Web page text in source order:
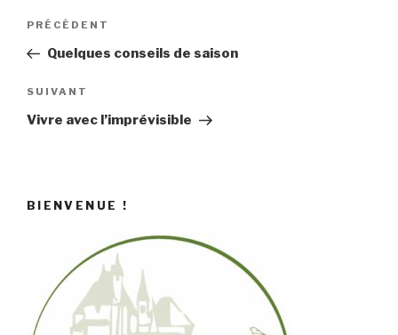
Navigation
l’article
Article
précédent
PRÉCÉDENT
Quelques conseils de saison
Article
suivant
SUIVANT
Vivre avec l’imprévisible
BIENVENUE !